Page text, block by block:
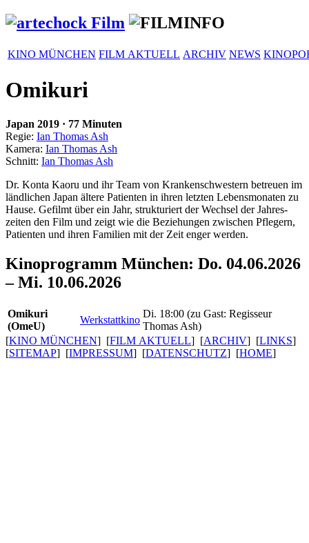
KINO MÜNCHEN FILM AKTUELL ARCHIV NEWS
Omikuri
Japan 2019 · 77 Minuten
Regie: Ian Thomas Ash
Kamera: Ian Thomas Ash
Schnitt: Ian Thomas Ash
Dr. Konta Kaoru und ihr Team von Kran­ken­schwes­tern betreuen im
länd­li­chen Japan ältere Patienten in ihren letzten Lebens­mo­naten zu
Hause. Gefilmt über ein Jahr, struk­tu­riert der Wechsel der Jahres­
zeiten den Film und zeigt wie die Bezie­hungen zwischen Pflegern,
Patienten und ihren Familien mit der Zeit enger werden.
Kinoprogramm München: Do. 04.06.2026
– Mi. 10.06.2026
Omikuri
(OmeU)
Werkstattkino
Di. 18:00 (zu Gast: Regisseur
Thomas Ash)
[KINO MÜNCHEN] [FILM AKTUELL] [ARCHIV] [LINKS]
[SITEMAP] [IMPRESSUM] [DATENSCHUTZ] [HOME]